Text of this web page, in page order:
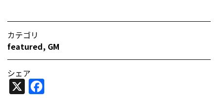
カテゴリ
featured, GM
シェア
X